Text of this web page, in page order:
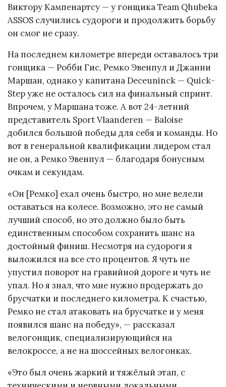
Виктору Кампенартсу — у гонщика Team Qhubeka
ASSOS случились судороги и продолжить борьбу
он смог не сразу.
На последнем километре впереди оставалось три
гонщика — Робби Гис, Ремко Эвенпул и Джанни
Маршан, однако у капитана Deceuninck — Quick-
Step уже не осталось сил на финальный спринт.
Впрочем, у Маршана тоже. А вот 24-летний
представитель Sport Vlaanderen — Baloise
добился большой победы для себя и команды. Но
вот в генеральной квалификации лидером стал
не он, а Ремко Эвенпул — благодаря бонусным
очкам и секундам.
«Он [Ремко] ехал очень быстро, но мне велели
оставаться на колесе. Возможно, это не самый
лучший способ, но это должно было быть
единственным способом сохранить шанс на
достойный финиш. Несмотря на судороги я
выложился на все сто процентов. Я чуть не
упустил поворот на гравийной дороге и чуть не
упал. Но я знал, что мне нужно продержать до
брусчатки и последнего километра. К счастью,
Ремко не стал атаковать на брусчатке и у меня
появился шанс на победу», — рассказал
велогонщик, специализирующийся на
велокроссе, а не на шоссейных велогонках.
«Это был очень жаркий и тяжёлый этап, с